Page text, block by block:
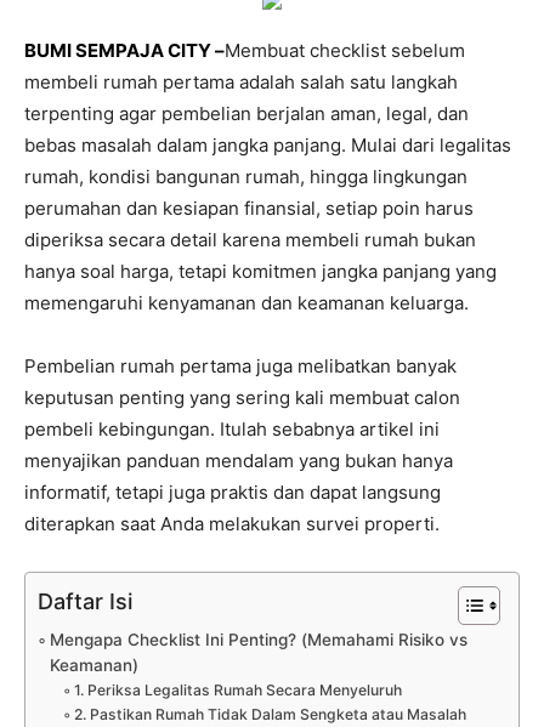
BUMI SEMPAJA CITY –Membuat checklist sebelum
membeli rumah pertama adalah salah satu langkah
terpenting agar pembelian berjalan aman, legal, dan
bebas masalah dalam jangka panjang. Mulai dari legalitas
rumah, kondisi bangunan rumah, hingga lingkungan
perumahan dan kesiapan finansial, setiap poin harus
diperiksa secara detail karena membeli rumah bukan
hanya soal harga, tetapi komitmen jangka panjang yang
memengaruhi kenyamanan dan keamanan keluarga.
Pembelian rumah pertama juga melibatkan banyak
keputusan penting yang sering kali membuat calon
pembeli kebingungan. Itulah sebabnya artikel ini
menyajikan panduan mendalam yang bukan hanya
informatif, tetapi juga praktis dan dapat langsung
diterapkan saat Anda melakukan survei properti.
Daftar Isi
Mengapa Checklist Ini Penting? (Memahami Risiko vs
Keamanan)
1. Periksa Legalitas Rumah Secara Menyeluruh
2. Pastikan Rumah Tidak Dalam Sengketa atau Masalah